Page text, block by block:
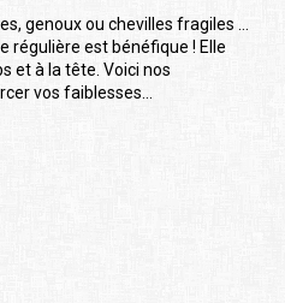
genoux ou chevilles fragiles …
régulière est bénéfique ! Elle
et à la tête. Voici nos
vos faiblesses…